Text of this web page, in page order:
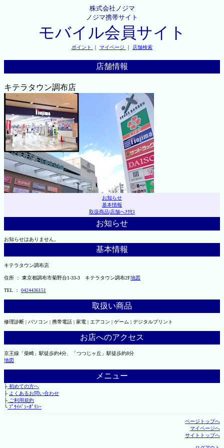
株式会社ノジマ
ノジマ携帯サイト
モバイル会員サイト
ポイント ｜ マイページ ｜ 店舗検索
店舗情報
キテラタウン調布店
お知らせ
基本情報
取扱商品|店舗へｱｸｾｽ
お知らせ
お知らせはありません。
基本情報
キテラタウン調布店
住所 ： 東京都調布市菊野台1-33-3 キテラタウン調布2F地図
TEL ： 0424436151
取扱い商品
修理診断 | パソコン | 携帯電話 | 家電 | エアコン | ゲーム | デジタルプリント
お店へのアクセス
京王線「柴崎」駅徒歩約4分、「つつじヶ丘」駅徒歩約8分
地図
メニュー
├初めての方へ
├ よくあるお問い合わせ
├ご利用規約
└ﾌﾟﾗｲﾊﾞｼｰﾎﾟﾘｼｰ
ページトップへ
マイページへ
サイトトップへ